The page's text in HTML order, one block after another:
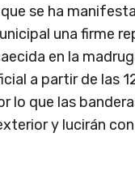
se ha
una firme
en la
a partir de las
lo que las
y lucirán